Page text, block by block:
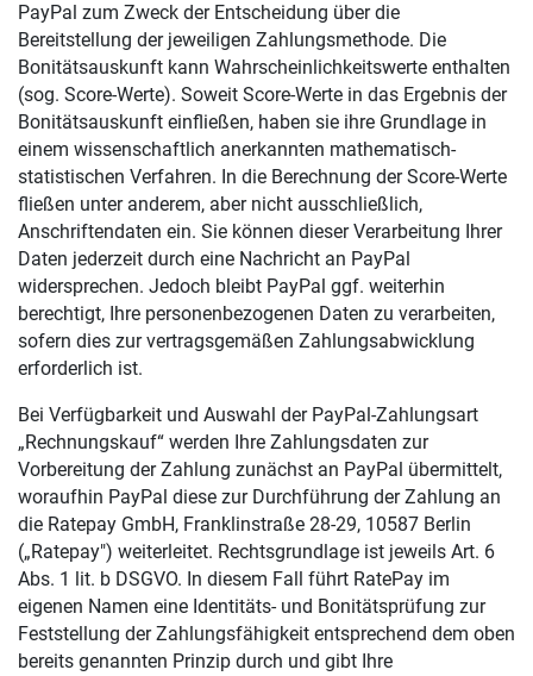
PayPal zum Zweck der Entscheidung über die
Bereitstellung der jeweiligen Zahlungsmethode. Die
Bonitätsauskunft kann Wahrscheinlichkeitswerte enthalten
(sog. Score-Werte). Soweit Score-Werte in das Ergebnis der
Bonitätsauskunft einfließen, haben sie ihre Grundlage in
einem wissenschaftlich anerkannten mathematisch-
statistischen Verfahren. In die Berechnung der Score-Werte
fließen unter anderem, aber nicht ausschließlich,
Anschriftendaten ein. Sie können dieser Verarbeitung Ihrer
Daten jederzeit durch eine Nachricht an PayPal
widersprechen. Jedoch bleibt PayPal ggf. weiterhin
berechtigt, Ihre personenbezogenen Daten zu verarbeiten,
sofern dies zur vertragsgemäßen Zahlungsabwicklung
erforderlich ist.
Bei Verfügbarkeit und Auswahl der PayPal-Zahlungsart
„Rechnungskauf“ werden Ihre Zahlungsdaten zur
Vorbereitung der Zahlung zunächst an PayPal übermittelt,
woraufhin PayPal diese zur Durchführung der Zahlung an
die Ratepay GmbH, Franklinstraße 28-29, 10587 Berlin
(„Ratepay") weiterleitet. Rechtsgrundlage ist jeweils Art. 6
Abs. 1 lit. b DSGVO. In diesem Fall führt RatePay im
eigenen Namen eine Identitäts- und Bonitätsprüfung zur
Feststellung der Zahlungsfähigkeit entsprechend dem oben
bereits genannten Prinzip durch und gibt Ihre